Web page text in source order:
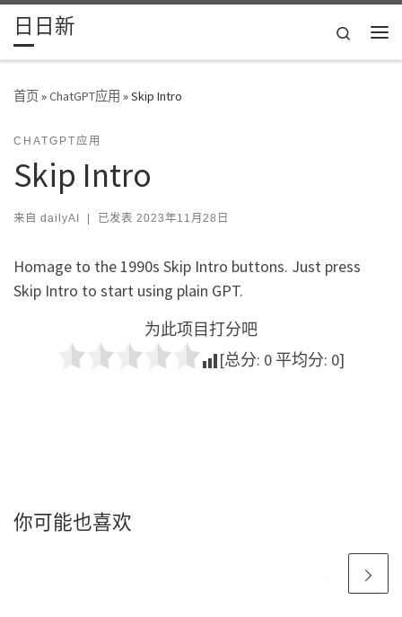
Skip to content
日日新
Search
首页»ChatGPT应用 »Skip Intro
CHATGPT应用
Skip Intro
来自 dailyAI | 已发表 2023年11月28日
Homage to the 1990s Skip Intro buttons. Just press
Skip Intro to start using plain GPT.
为此项目打分吧
[总分: 0 平均分: 0]
你可能也喜欢